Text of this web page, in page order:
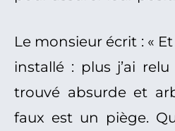
Le monsieur écrit : «
installé : plus j’ai
trouvé absurde et
faux est un piège.